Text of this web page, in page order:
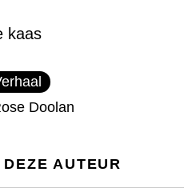
kaas
Doolan
AUTEUR